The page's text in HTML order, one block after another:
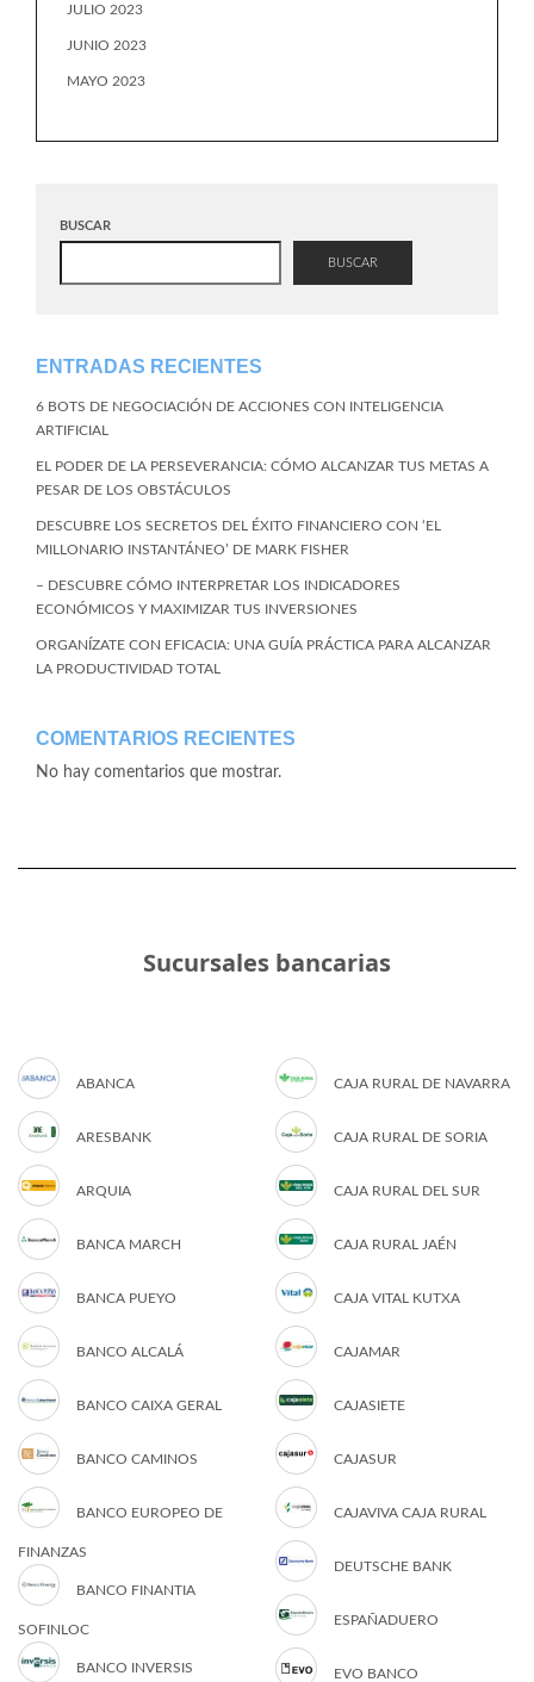
JULIO 2023
JUNIO 2023
MAYO 2023
BUSCAR
BUSCAR
ENTRADAS RECIENTES
6 BOTS DE NEGOCIACIÓN DE ACCIONES CON INTELIGENCIA
ARTIFICIAL
EL PODER DE LA PERSEVERANCIA: CÓMO ALCANZAR TUS METAS A
PESAR DE LOS OBSTÁCULOS
DESCUBRE LOS SECRETOS DEL ÉXITO FINANCIERO CON ‘EL
MILLONARIO INSTANTÁNEO’ DE MARK FISHER
– DESCUBRE CÓMO INTERPRETAR LOS INDICADORES
ECONÓMICOS Y MAXIMIZAR TUS INVERSIONES
ORGANÍZATE CON EFICACIA: UNA GUÍA PRÁCTICA PARA ALCANZAR
LA PRODUCTIVIDAD TOTAL
COMENTARIOS RECIENTES
No hay comentarios que mostrar.
Sucursales bancarias
ABANCA
ARESBANK
ARQUIA
BANCA MARCH
BANCA PUEYO
BANCO ALCALÁ
BANCO CAIXA GERAL
BANCO CAMINOS
BANCO EUROPEO DE
FINANZAS
BANCO FINANTIA
SOFINLOC
BANCO INVERSIS
CAJA RURAL DE NAVARRA
CAJA RURAL DE SORIA
CAJA RURAL DEL SUR
CAJA RURAL JAÉN
CAJA VITAL KUTXA
CAJAMAR
CAJASIETE
CAJASUR
CAJAVIVA CAJA RURAL
DEUTSCHE BANK
ESPAÑADUERO
EVO BANCO